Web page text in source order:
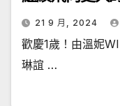
21 9 月, 2024
歡慶1歲！由溫妮
琳誼 …